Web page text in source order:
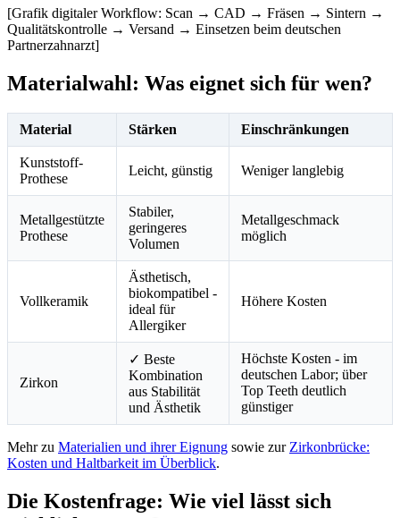
[Grafik digitaler Workflow: Scan → CAD → Fräsen → Sintern →
Qualitätskontrolle → Versand → Einsetzen beim deutschen
Partnerzahnarzt]
Materialwahl: Was eignet sich für wen?
Material Stärken Einschränkungen
Kunststoff-
Prothese
Leicht, günstig Weniger langlebig
Metallgestützte
Prothese
Stabiler,
geringeres
Volumen
Metallgeschmack
möglich
Vollkeramik
Ästhetisch,
biokompatibel -
ideal für
Allergiker
Höhere Kosten
Zirkon
✓ Beste
Kombination
aus Stabilität
und Ästhetik
Höchste Kosten - im
deutschen Labor; über
Top Teeth deutlich
günstiger
Mehr zu Materialien und ihrer Eignung sowie zurZirkonbrücke:
Kosten und Haltbarkeit im Überblick.
Die Kostenfrage: Wie viel lässt sich